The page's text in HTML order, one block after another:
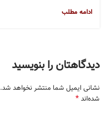
ادامه مطلب
دیدگاهتان را بنویسید
نشانی ایمیل شما منتشر نخواهد شد.
شده‌اند*